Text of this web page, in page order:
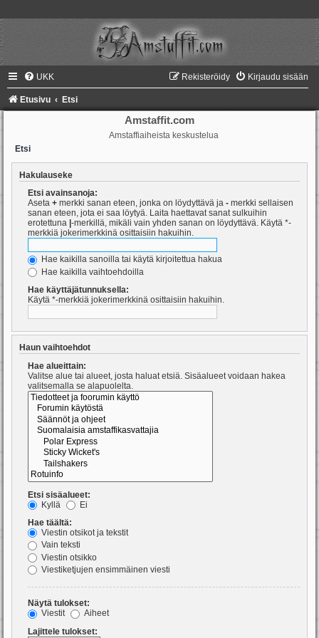
UKK Kirjaudu sisään
Rekisteröidy
Etusivu Etsi
Amstaffit.com
Amstaffiaiheista keskustelua
Etsi
Hakulauseke
Etsi avainsanoja:
Aseta + merkki sanan eteen, jonka on löydyttävä ja - merkki sellaisen
sanan eteen, jota ei saa löytyä. Laita haettavat sanat sulkuihin
erotettuna -merkillä, mikäli vain yhden sanan on löydyttävä. Käytä *-
merkkiä jokerimerkkinä osittaisiin hakuihin.
Hae kaikilla sanoilla tai käytä kirjoitettua hakua
Hae kaikilla vaihtoehdoilla
Hae käyttäjätunnuksella:
Käytä *-merkkiä jokerimerkkinä osittaisiin hakuihin.
Haun vaihtoehdot
Hae alueittain:
Valitse alue tai alueet, josta haluat etsiä. Sisäalueet voidaan hakea
valitsemalla se alapuolelta.
Etsi sisäalueet:
Kyllä
Ei
Hae täältä:
Viestin otsikot ja tekstit
Vain teksti
Viestin otsikko
Viestiketjujen ensimmäinen viesti
Näytä tulokset:
Viestit
Aiheet
Lajittele tulokset: